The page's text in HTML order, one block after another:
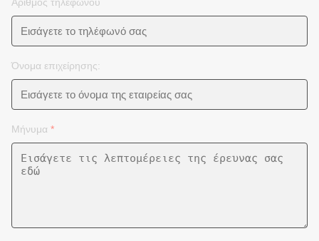
Όνομα επιχείρησης:
Μήνυμα *